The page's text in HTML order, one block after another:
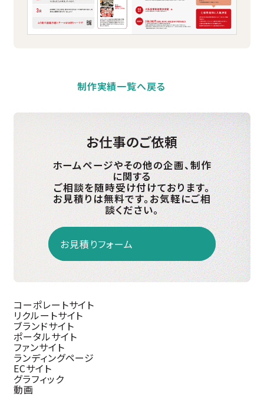
制作実績一覧へ戻る
お仕事のご依頼
ホームページやその他の企画、制作
に関する
ご相談を随時受け付けております。
お見積りは無料です。お気軽にご相
談ください。
お見積りフォーム
コーポレートサイト
リクルートサイト
ブランドサイト
ポータルサイト
ファンサイト
ランディングページ
ECサイト
グラフィック
動画